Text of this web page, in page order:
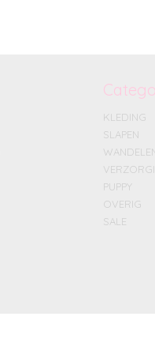
KLEDING
SLAPEN
PUPPY
OVERIG
SALE